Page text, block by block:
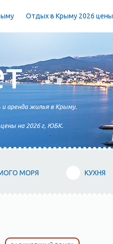
Отдых в Крыму 2026 цены
аренда жилья в Крыму.
на 2026 г, ЮБК.
МОРЯ КУХНЯ